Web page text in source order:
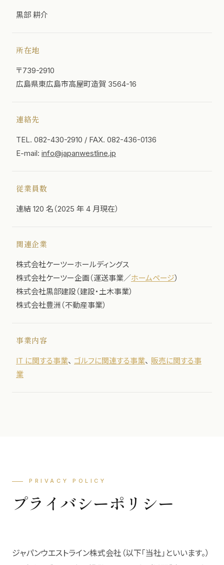
黒部 耕介
所在地
〒739-2910
広島県東広島市高屋町造賀 3564-16
連絡先
TEL. 082-430-2910 / FAX. 082-436-0136
E-mail: info@japanwestline.jp
従業員数
連結 120 名（2025 年 4 月現在）
関連企業
株式会社ケーツーホールディングス
株式会社ケーツー企画（運送事業／ホームページ）
株式会社黒部建設（建設・土木事業）
株式会社豊洲（不動産事業）
事業内容
IT に関する事業、 ゴルフに関連する事業、 販売に関する事
業
PRIVACY POLICY
プライバシーポリシー
ジャパンウエストライン株式会社（以下「当社」といいます。）